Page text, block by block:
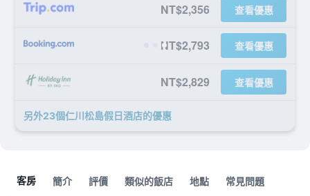
NT$2,356 查看優惠
NT$2,793 查看優惠
NT$2,829 查看優惠
另外23個仁川松島假日酒店​的優惠
客房 簡介 評價 類似的飯店 地點 常見問題